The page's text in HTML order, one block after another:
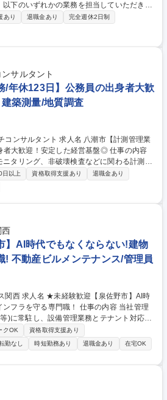
下のいずれかの業務を担当していただきま
場合もあります） ※建設業務や建物の改変等
/通信設備の改修･新設工事における設計/施
信施設のメンテナンス ・テレビ放送の共同
の改修･新設工事における設計･施工管理 ・
工事における設計/施工管理 ・無線設備工
請等の電波利用に関するコンサルティング
ビ・ラジオの放送・通信設備の施工管理/資
あり 退職金あり
完全週休2日制
サルタント
/年休123日】公務員の出身者大歓
築測量/地質調査
人名 八潮市【計測管理業
迎！安定した経営基盤◎ 仕事の内容
ニタリング、非破壊検査などに関わる計測管
高速道路の施工現場など計測対象は様々）。
ータ整理をしていきながら、業務理解を 深
今後の展開について顧客にFBを行い、将来
開発等、幅広い業務に携わることができま
ハウを活かし、上流に対して技術的なコン
の強みです。※計測計画の立案～設計～機
で、一連の流れを自社で行い総合力が発揮で
改変を伴う業務は含まない 募集職種
日】公務員の出身者大歓迎！安定した経営
日以上 資格取得支援あり
退職金あり
西
】AI時代でもなくならない!建物
! 不動産ビルメンテナンス/管理員
野市】AI時
専門職！ 仕事の内容 当社管理
)に常駐し、設備管理業務とテナント対応を
、基本先輩社員に付いてのOJTとなり丁寧
から1時間半以内。 【具体的には】
フィスビルや商業施設、物流施設、学校等
業務 ■物件の運営や人員含めたマネジメン
伴う作業はなし。 募集職種 ★未経
なくならない！建物インフラを守る専門
クOK
資格取得支援あり
勤なし 時短勤務あり 退職金あり
在宅OK